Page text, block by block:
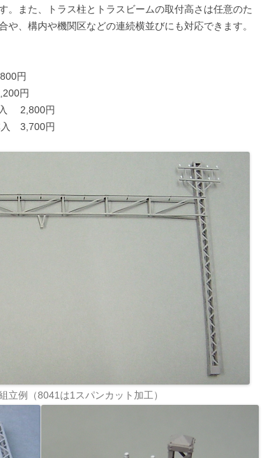
。また、トラス柱とトラスビームの取付高さは任意のた
、構内や機関区などの連続横並びにも対応できます。
円
円
入 2,800円
入 3,700円
立例（8041は1スパンカット加工）